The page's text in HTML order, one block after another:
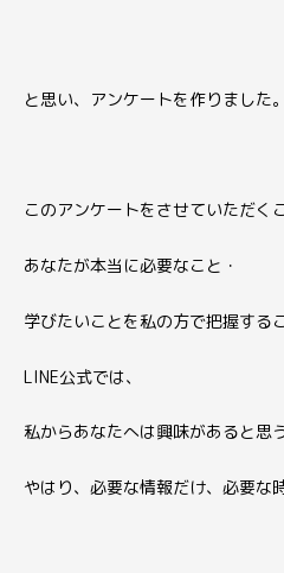
と思い、アンケートを作りました。
このアンケートをさせていただく
あなたが本当に必要なこと・
学びたいことを私の方で把握する
LINE公式では、
私からあなたへは興味があると思
やはり、必要な情報だけ、必要な